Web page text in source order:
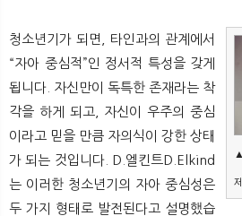
청소년기가 되면, 타인과의 관계에서
“자아 중심적”인 정서적 특성을 갖게
됩니다. 자신만이 독특한 존재라는 착
각을 하게 되고, 자신이 우주의 중심
이라고 믿을 만큼 자의식이 강한 상태
가 되는 것입니다. D.엘킨트D.Elkind
는 이러한 청소년기의 자아 중심성은
두 가지 형태로 발전된다고 설명했습